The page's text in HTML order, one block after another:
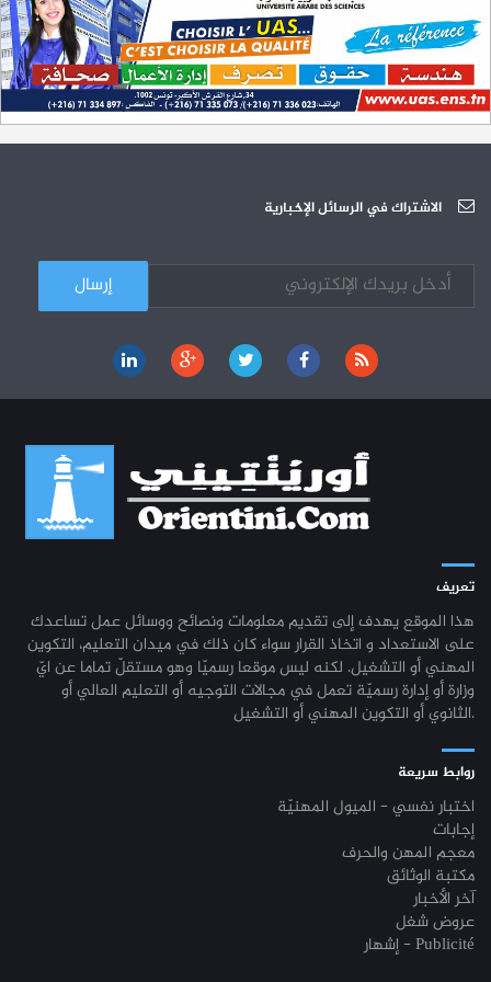
31-12
L'Université Arabe des Sciences : Avis à tous les étudiant(e)s
12-05 200 منحة لطلبة الطب التونسيين في جامعة هارفارد ‏الأمريكية‏
26-10 الجامعة العربية للعلوم تونس (U.A.S) : عرض لآخر إصدارات دار اليمامة
03-10 الجامعة العربية للعلوم : دورة تكوينية
كل الأخبار
الاشتراك في الرسائل الإخبارية
تعريف
هذا الموقع يهدف إلى تقديم معلومات ونصائح ووسائل عمل تساعدك
على الاستعداد و اتخاذ القرار سواء كان ذلك في ميدان التعليم، التكوين
المهني أو التشغيل. لكنه ليس موقعا رسميّا وهو مستقلّ تماما عن ايّ
وزارة أو إدارة رسميّة تعمل في مجالات التوجيه أو التعليم العالي أو
الثانوي أو التكوين المهني أو التشغيل.
روابط سريعة
اختبار نفسي - الميول المهنيّة
إجابات
معجم المهن والحرف
مكتبة الوثائق
آخر الأخبار
عروض شغل
إشهار - Publicité